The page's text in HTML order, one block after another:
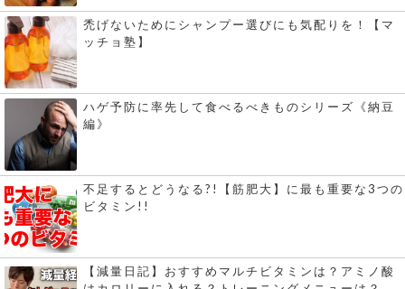
禿げないためにシャンプー選びにも気配りを！【マ
ッチョ塾】
ハゲ予防に率先して食べるべきものシリーズ《納豆
編》
不足するとどうなる?!【筋肥大】に最も重要な3つの
ビタミン!!
【減量日記】おすすめマルチビタミンは？アミノ酸